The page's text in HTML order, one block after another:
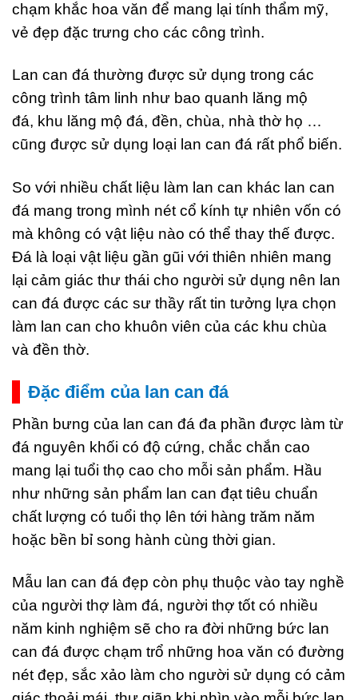
chạm khắc hoa văn để mang lại tính thẩm mỹ,
vẻ đẹp đặc trưng cho các công trình.
Lan can đá thường được sử dụng trong các
công trình tâm linh như bao quanh lăng mộ
đá, khu lăng mộ đá, đền, chùa, nhà thờ họ …
cũng được sử dụng loại lan can đá rất phổ biến.
So với nhiều chất liệu làm lan can khác lan can
đá mang trong mình nét cổ kính tự nhiên vốn có
mà không có vật liệu nào có thể thay thế được.
Đá là loại vật liệu gần gũi với thiên nhiên mang
lại cảm giác thư thái cho người sử dụng nên lan
can đá được các sư thầy rất tin tưởng lựa chọn
làm lan can cho khuôn viên của các khu chùa
và đền thờ.
Đặc điểm của lan can đá
Phần bưng của lan can đá đa phần được làm từ
đá nguyên khối có độ cứng, chắc chắn cao
mang lại tuổi thọ cao cho mỗi sản phẩm. Hầu
như những sản phẩm lan can đạt tiêu chuẩn
chất lượng có tuổi thọ lên tới hàng trăm năm
hoặc bền bỉ song hành cùng thời gian.
Mẫu lan can đá đẹp còn phụ thuộc vào tay nghề
của người thợ làm đá, người thợ tốt có nhiều
năm kinh nghiệm sẽ cho ra đời những bức lan
can đá được chạm trổ những hoa văn có đường
nét đẹp, sắc xảo làm cho người sử dụng có cảm